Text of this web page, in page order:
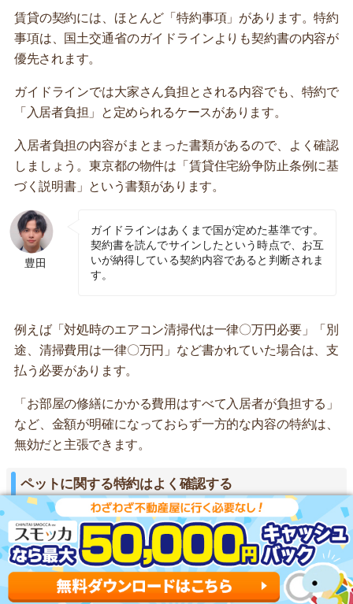
賃貸の契約には、ほとんど「特約事項」があります。特約
事項は、国土交通省のガイドラインよりも契約書の内容が
優先されます。
ガイドラインでは大家さん負担とされる内容でも、特約で
「入居者負担」と定められるケースがあります。
入居者負担の内容がまとまった書類があるので、よく確認
しましょう。東京都の物件は「賃貸住宅紛争防止条例に基
づく説明書」という書類があります。
豊田
ガイドラインはあくまで国が定めた基準です。
契約書を読んでサインしたという時点で、お互
いが納得している契約内容であると判断されま
す。
例えば「対処時のエアコン清掃代は一律〇万円必要」「別
途、清掃費用は一律〇万円」など書かれていた場合は、支
払う必要があります。
「お部屋の修繕にかかる費用はすべて入居者が負担する」
など、金額が明確になっておらず一方的な内容の特約は、
無効だと主張できます。
ペットに関する特約はよく確認する
ペットに関する特約はよく確認しましょう。大東建託のペ
ット可物件では、別途ペットに関する契約書があります。
お部屋の広さに応じて金額が設定されていたり、預けた敷
金をすべてクリーニングに使う(敷引き)といった特約が多